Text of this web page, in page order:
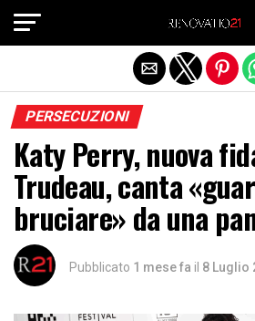
PERSECUZIONI
Katy Perry, nuova
Trudeau, canta
bruciare» da una
Pubblicato 1 mese fa il 8 Luglio
Exit mobile